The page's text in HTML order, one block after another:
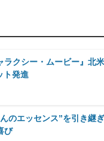
ラクシー・ムービー』北
ト発進
のエッセンス”を引き
び